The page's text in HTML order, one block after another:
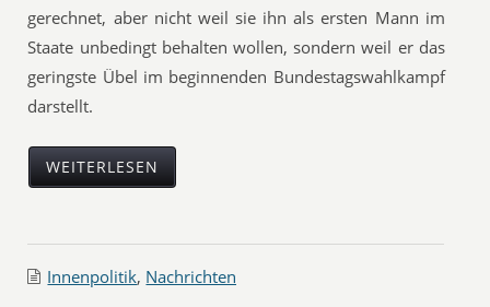
gerechnet, aber nicht weil sie ihn als ersten Mann im
Staate unbedingt behalten wollen, sondern weil er das
geringste Übel im beginnenden Bundestagswahlkampf
darstellt.
WEITERLESEN
Innenpolitik, Nachrichten